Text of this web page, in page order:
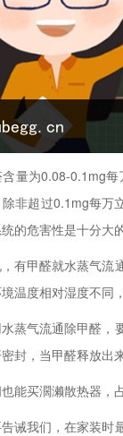
为0.08-0.1mg每
非超过0.1mg每万
的危害性是十分大的
甲醛就水蒸气流通
温度相对湿度不同
气流通除甲醛，要
封，当甲醛释放出
买濶濑散热器，占
我们，在家装时最